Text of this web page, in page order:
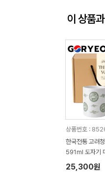
이 상품
상품번호 :
한국전통 고려
591ml 도자기
25,300원